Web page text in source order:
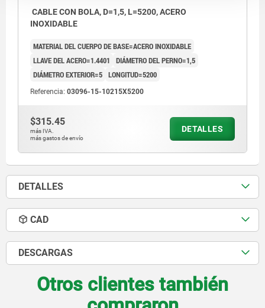
CABLE CON BOLA, D=1,5, L=5200, ACERO
INOXIDABLE
MATERIAL DEL CUERPO DE BASE=ACERO INOXIDABLE
LLAVE DEL ACERO=1.4401
DIÁMETRO DEL PERNO=1,5
DIÁMETRO EXTERIOR=5 LONGITUD=5200
Referencia: 03096-15-10215X5200
$315.45
más IVA.
más gastos de envío
DETALLES
DETALLES
CAD
DESCARGAS
Otros clientes también